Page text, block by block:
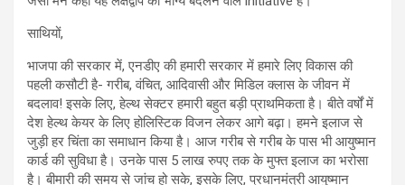
साथियों,
भाजपा की सरकार में, एनडीए की हमारी सरकार में हमारे लिए विकास की
पहली कसौटी है- गरीब, वंचित, आदिवासी और मिडिल क्लास के जीवन में
बदलाव! इसके लिए, हेल्थ सेक्टर हमारी बहुत बड़ी प्राथमिकता है। बीते वर्षों में
देश हेल्थ केयर के लिए होलिस्टिक विजन लेकर आगे बढ़ा। हमने इलाज से
जुड़ी हर चिंता का समाधान किया है। आज गरीब से गरीब के पास भी आयुष्मान
कार्ड की सुविधा है। उनके पास 5 लाख रुपए तक के मुफ्त इलाज का भरोसा
है। बीमारी की समय से जांच हो सके, इसके लिए, प्रधानमंत्री आयुष्मान